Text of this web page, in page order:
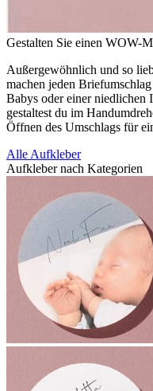
Gestalten Sie einen WOW-
Außergewöhnlich und so
machen jeden
Babys oder einer niedlichen
gestaltest du im
Öffnen des Umschlags für
Alle Aufkleber
Aufkleber nach Kategorien